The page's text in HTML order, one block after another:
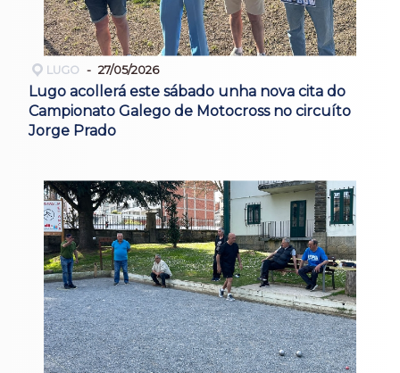
LUGO 27/05/2026
Lugo acollerá este sábado unha nova cita do
Campionato Galego de Motocross no circuíto
Jorge Prado